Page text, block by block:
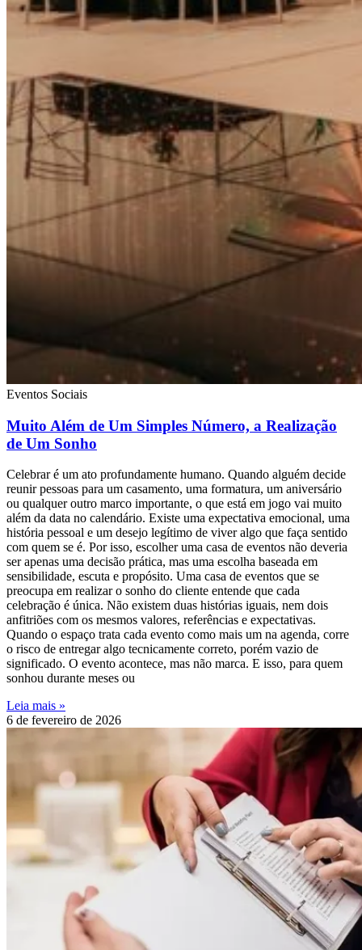
Eventos Sociais
Muito Além de Um Simples Número, a Realização
de Um Sonho
Celebrar é um ato profundamente humano. Quando alguém decide
reunir pessoas para um casamento, uma formatura, um aniversário
ou qualquer outro marco importante, o que está em jogo vai muito
além da data no calendário. Existe uma expectativa emocional, uma
história pessoal e um desejo legítimo de viver algo que faça sentido
com quem se é. Por isso, escolher uma casa de eventos não deveria
ser apenas uma decisão prática, mas uma escolha baseada em
sensibilidade, escuta e propósito. Uma casa de eventos que se
preocupa em realizar o sonho do cliente entende que cada
celebração é única. Não existem duas histórias iguais, nem dois
anfitriões com os mesmos valores, referências e expectativas.
Quando o espaço trata cada evento como mais um na agenda, corre
o risco de entregar algo tecnicamente correto, porém vazio de
significado. O evento acontece, mas não marca. E isso, para quem
sonhou durante meses ou
Leia mais »
6 de fevereiro de 2026